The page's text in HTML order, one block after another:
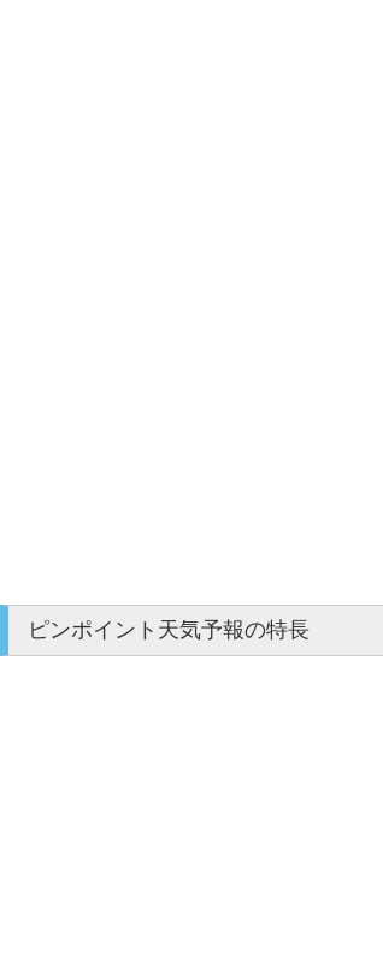
ピンポイント天気予報の特長